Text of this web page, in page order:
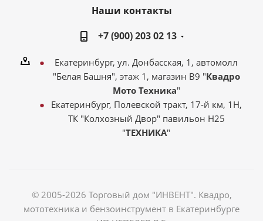
Наши контакты
+7 (900) 203 02 13
Екатеринбург, ул. Донбасская, 1, автомолл
"Белая Башня", этаж 1, магазин В9 "Квадро
Мото Техника"
Екатеринбург, Полевской тракт, 17-й км, 1Н,
ТК "Колхозный Двор" павильон Н25
"ТЕХНИКА"
© 2005-2026 Торговый дом "ИНВЕНТ". Квадро,
мототехника и бензоинструмент в Екатеринбурге